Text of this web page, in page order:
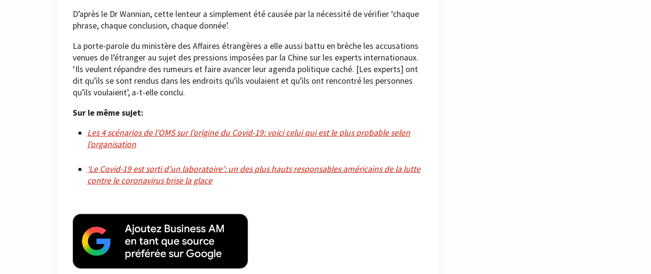
D’après le Dr Wannian, cette lenteur a simplement été causée par la nécessité de vérifier ‘chaque
phrase, chaque conclusion, chaque donnée’.
La porte-parole du ministère des Affaires étrangères a elle aussi battu en brèche les accusations
venues de l’étranger au sujet des pressions imposées par la Chine sur les experts internationaux.
‘Ils veulent répandre des rumeurs et faire avancer leur agenda politique caché. [Les experts] ont
dit qu’ils se sont rendus dans les endroits qu’ils voulaient et qu’ils ont rencontré les personnes
qu’ils voulaient’, a-t-elle conclu.
Sur le même sujet:
Les 4 scénarios de l’OMS sur l’origine du Covid-19: voici celui qui est le plus probable selon
l’organisation
‘Le Covid-19 est sorti d’un laboratoire’: un des plus hauts responsables américains de la lutte
contre le coronavirus brise la glace